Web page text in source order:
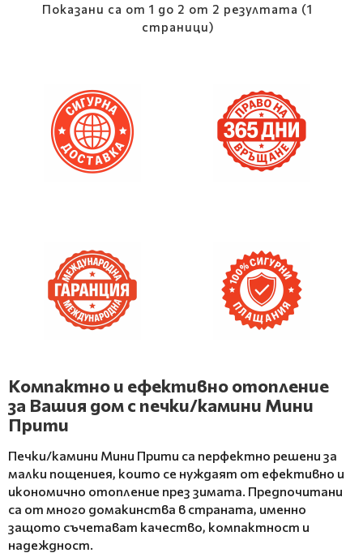
Показани са от 1 до 2 от 2 резултата (1
страници)
Компактно и ефективно отопление
за Вашия дом с печки/камини Мини
Прити
Печки/камини Мини Прити са перфектно решени за
малки пощениея, които се нуждаят от ефективно и
икономично отопление през зимата. Предпочитани
са от много домакинства в страната, именно
защото съчетават качество, компактност и
надеждност.